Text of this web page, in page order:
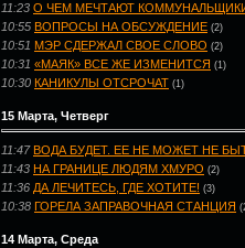
11:23 О ЧЕМ МЕЧТАЮТ
10:55 ВОПРОСЫ НА ОБСУЖДЕНИЕ (2)
10:51 МЭР СДЕРЖАЛ СВОЕ СЛОВО (2)
10:31 «МАЯК» ВСЕ ЖЕ ИЗМЕНИТСЯ (1)
10:30 КАНИКУЛЫ ОТСРОЧАТ (1)
15 Марта, Четверг
11:47 ВОДА БУДЕТ. ЕЕ НЕ МОЖЕТ НЕ
11:43 НА ГРАНИЦЕ ЛЮДЯМ ХМУРО (2)
11:36 ДА ЛЕЧИТЕСЬ, ГДЕ ХОТИТЕ! (3)
10:38 ГОРЕЛА ЗАПРАВОЧНАЯ СТАНЦИЯ
14 Марта, Среда